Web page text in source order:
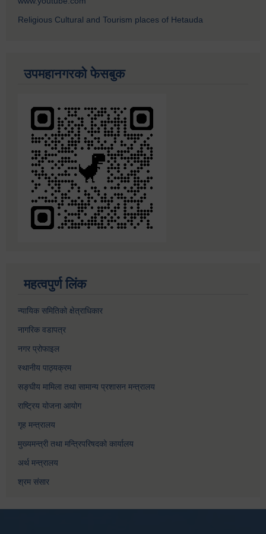
Religious Cultural and Tourism places of Hetauda
उपमहानगरको फेसबुक
महत्वपुर्ण लिंक
न्यायिक समितिको क्षेत्राधिकार
नागरिक वडापत्र
नगर प्रोफाइल
स्थानीय पाठ्यक्रम
सङ्घीय मामिला तथा सामान्य प्रशासन मन्त्रालय
राष्ट्रिय योजना आयोग
गृह मन्त्रालय
मुख्यमन्त्री तथा मन्त्रिपरिषदको कार्यालय
अर्थ मन्त्रालय
श्रम संसार